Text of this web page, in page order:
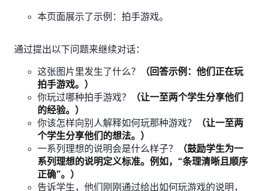
本页面展示了示例：拍手游戏。
通过提出以下问题来继续对话：
这张图片里发生了什么？
（回答示例：他们正在玩
拍手游戏。）
你玩过哪种拍手游戏？
（让一至两个学生分享他们
的经验。）
你该怎样向别人解释如何玩那种游戏？
（让一至两
个学生分享他们的想法。）
一系列理想的说明会是什么样子？
（鼓励学生为一
系列理想的说明定义标准。例如，“条理清晰且顺序
正确”。）
告诉学生，他们刚刚通过给出如何玩游戏的说明，